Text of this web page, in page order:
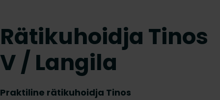
Rätikuhoidja Tinos
V / Langila
Praktiline rätikuhoidja Tinos